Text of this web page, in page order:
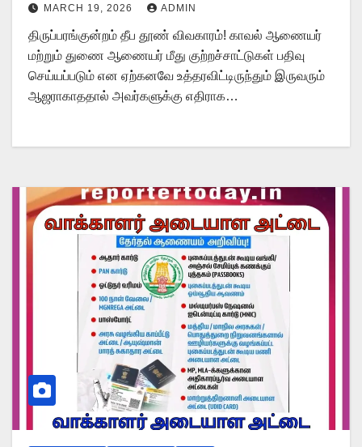
MARCH 19, 2026 ADMIN
திருப்பரங்குன்றம் தீப தூண் விவகாரம்! காவல் ஆணையர்
மற்றும் துணை ஆணையர் மீது குற்றச்சாட்டுகள் பதிவு
செய்யப்படும் என ஏற்கனவே உத்தரவிட்டிருந்தும் இருவரும்
ஆஜராகாததால் அவர்களுக்கு எதிராக…